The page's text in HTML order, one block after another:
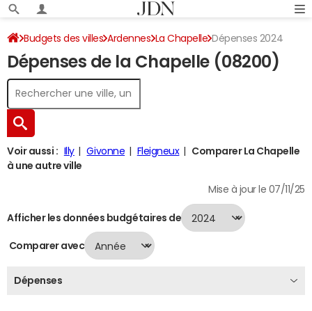
Budgets des villes Ardennes La Chapelle Dépenses 2024
Dépenses de la Chapelle (08200)
Voir aussi : Illy Givonne Fleigneux
Comparer La Chapelle
à une autre ville
Mise à jour le 07/11/25
Afficher les données budgétaires de
Comparer avec
Dépenses